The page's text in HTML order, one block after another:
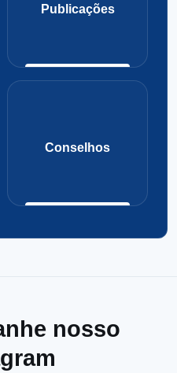
Publicações
Conselhos
nosso